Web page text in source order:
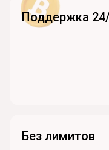
Поддержка
Без лимитов